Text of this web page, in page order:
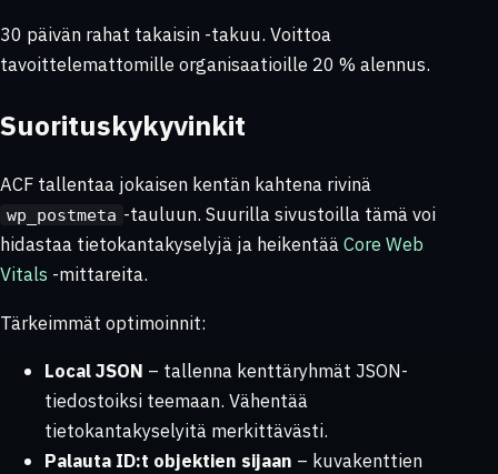
30 päivän rahat takaisin -takuu. Voittoa
tavoittelemattomille organisaatioille 20 % alennus.
Suorituskykyvinkit
ACF tallentaa jokaisen kentän kahtena rivinä
wp_postmeta -tauluun. Suurilla sivustoilla tämä voi
hidastaa tietokantakyselyjä ja heikentääCore Web
Vitals -mittareita.
Tärkeimmät optimoinnit:
Local JSON – tallenna kenttäryhmät JSON-
tiedostoiksi teemaan. Vähentää
tietokantakyselyitä merkittävästi.
Palauta ID:t objektien sijaan – kuvakenttien